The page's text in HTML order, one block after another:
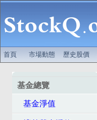
首頁 市場動態 歷史股價
基金總覽
基金淨值